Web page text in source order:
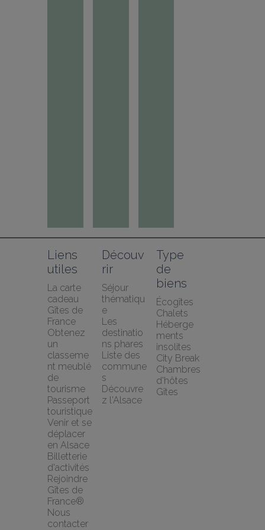
Liens
utiles
La carte
cadeau
Gîtes de
France
Obtenez
un
classeme
nt meublé
de
tourisme
Passeport
touristique
Venir et se
déplacer
en Alsace
Billetterie
d'activités
Rejoindre
Gîtes de
France®
Nous
contacter
Découv
rir
Séjour
thématiqu
e
Les
destinatio
ns phares
Liste des
commune
s
Découvre
z l'Alsace
Type
de
biens
Écogîtes
Chalets
Héberge
ments
insolites
City Break
Chambres
d'hôtes
Gîtes